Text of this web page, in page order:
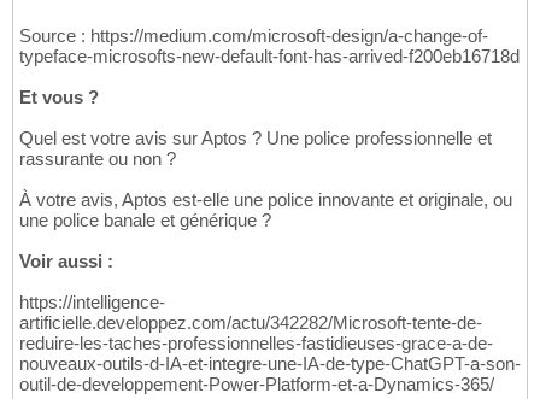
Source : https://medium.com/microsoft-design/a-change-of-
typeface-microsofts-new-default-font-has-arrived-f200eb16718d
Et vous ?
Quel est votre avis sur Aptos ? Une police professionnelle et
rassurante ou non ?
À votre avis, Aptos est-elle une police innovante et originale, ou
une police banale et générique ?
Voir aussi :
https://intelligence-
artificielle.developpez.com/actu/342282/Microsoft-tente-de-
reduire-les-taches-professionnelles-fastidieuses-grace-a-de-
nouveaux-outils-d-IA-et-integre-une-IA-de-type-ChatGPT-a-son-
outil-de-developpement-Power-Platform-et-a-Dynamics-365/